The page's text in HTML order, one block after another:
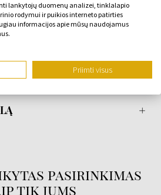
visiems, kurie nebijo išsiskirti iš minios.
pasirinkimas
tik jums
lankytojų duomenų analizei, tinklalapio
rodymui ir puikios interneto patirties
informacijos apie mūsų naudojamus
Priimti visus